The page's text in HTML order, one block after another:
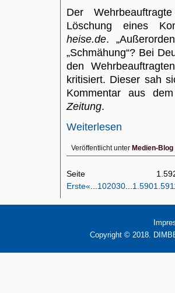
Der
Löschung eines
heise.de.
„Schmähung“? Bei
den
kritisiert. Dieser sah
Kommentar aus
Zeitung.
Weiterlesen
Veröffentlicht unter Medien-Blog
Seite
Erste« 102030 1.5901.591
Copyright © 2018.